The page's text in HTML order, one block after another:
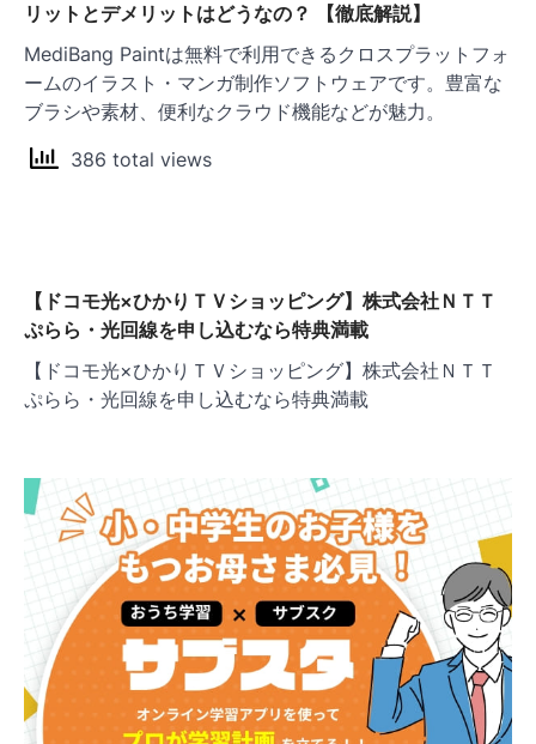
ン
リットとデメリットはどうなの？ 【徹底解説】
MediBang Paintは無料で利用できるクロスプラットフォ
ームのイラスト・マンガ制作ソフトウェアです。豊富な
ブラシや素材、便利なクラウド機能などが魅力。
386 total views
【ドコモ光×ひかりＴＶショッピング】株式会社ＮＴＴ
ぷらら・光回線を申し込むなら特典満載
【ドコモ光×ひかりＴＶショッピング】株式会社ＮＴＴ
ぷらら・光回線を申し込むなら特典満載